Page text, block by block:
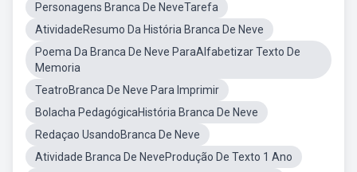
Personagens Branca De NeveTarefa
AtividadeResumo Da História Branca De Neve
Poema Da Branca De Neve ParaAlfabetizar Texto De
Memoria
TeatroBranca De Neve Para Imprimir
Bolacha PedagógicaHistória Branca De Neve
Redaçao UsandoBranca De Neve
Atividade Branca De NeveProdução De Texto 1 Ano